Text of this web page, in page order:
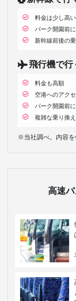
料金は少し高
パーク開園前
新幹線前後の
飛行機で行
料金も高額
空港へのアク
パーク開園前
複雑な乗り換
※当社調べ。内容を
高速